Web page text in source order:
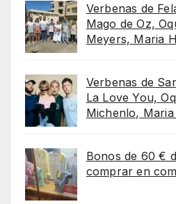
Verbenas de
Mago de Oz,
Meyers, Maria
Verbenas de
La Love You,
Michenlo,
Bonos de 60 €
comprar en